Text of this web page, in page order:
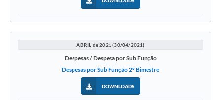
ABRIL de 2021 (30/04/2021)
Despesas / Despesa por Sub Função
Despesas por Sub Função 2º Bimestre
DOWNLOADS